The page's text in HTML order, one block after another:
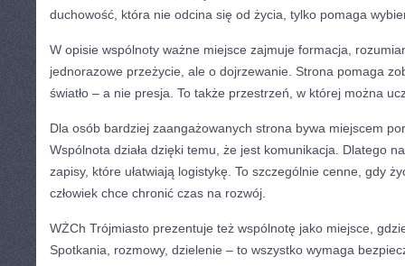
duchowość, która nie odcina się od życia, tylko pomaga
W opisie wspólnoty ważne miejsce zajmuje formacja,
jednorazowe przeżycie, ale o dojrzewanie. Strona pomaga
światło – a nie presja. To także przestrzeń, w której można
Dla osób bardziej zaangażowanych strona bywa miejscem
Wspólnota działa dzięki temu, że jest komunikacja. Dlatego
zapisy, które ułatwiają logistykę. To szczególnie cenne, gdy
człowiek chce chronić czas na rozwój.
WŻCh Trójmiasto prezentuje też wspólnotę jako miejsce,
Spotkania, rozmowy, dzielenie – to wszystko wymaga